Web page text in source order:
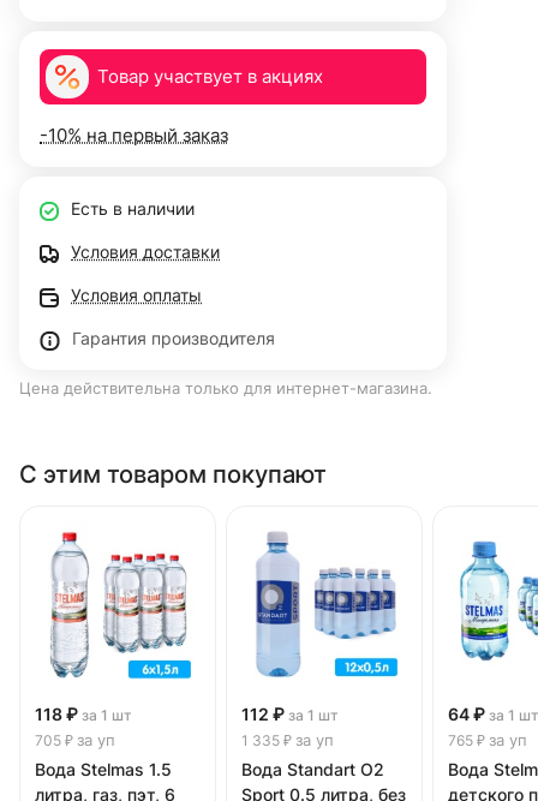
Товар участвует в акциях
-10% на первый заказ
Есть в наличии
Условия доставки
Условия оплаты
Гарантия производителя
Цена действительна только для интернет-магазина.
С этим товаром покупают
118 ₽ за 1 шт
705 ₽ за уп
Вода Stelmas 1.5
литра, газ, пэт, 6
112 ₽ за 1 шт
1 335 ₽ за уп
Вода Standart О2
Sport 0.5 литра, без
64 ₽ за 1 шт
765 ₽ за уп
Вода
детского